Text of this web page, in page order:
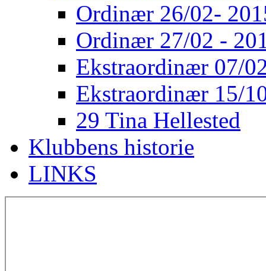
Ordinær 26/02-
Ordinær 27/02 -
Ekstraordinær 07/
Ekstraordinær 15/
29 Tina Hellested
Klubbens historie
LINKS